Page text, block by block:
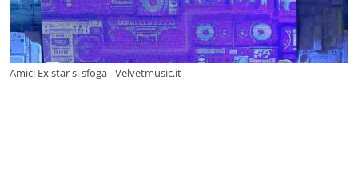
Amici Ex star si sfoga - Velvetmusic.it